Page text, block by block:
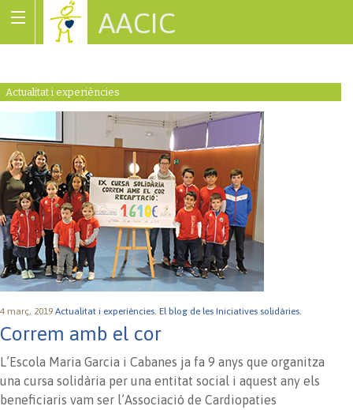
AACIC
Actualitat i experiències
4 març, 2019 Actualitat i experiències. El blog de les Iniciatives solidàries.
Correm amb el cor
L’Escola Maria Garcia i Cabanes ja fa 9 anys que organitza
una cursa solidària per una entitat social i aquest any els
beneficiaris vam ser l’Associació de Cardiopaties